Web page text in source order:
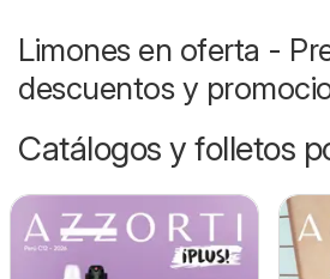
Limones en oferta -
descuentos y
Catálogos y folletos